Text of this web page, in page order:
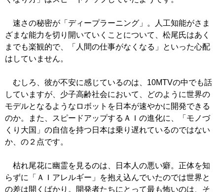
速さの秘密が「ディープラーニング」。人工知能がさま
ざまな能力を切り開いていくことについて、松尾氏はあく
までも楽観的で、「人間の仕事がなくなる」といった心配
はしていません。
むしろ、彼が不安に感じているのは、10MTVの中でも話
していますが、少子高齢社会において、どのように世界の
モデルとなるようなロボットを日本が速やかに開発できる
のか。また、スピードアップするＡＩの進化に、「モノづ
くり大国」の自信を持つ日本は乗り遅れているのではない
か、の２点です。
枯れ尾花に幽霊を見るのは、日本人の悪い癖。正体を知
らずに「ＡＩアレルギー」を抱え込んでいたのでは世界と
の差は開くばかり。開発者たちにとって最も怖いのは、そ